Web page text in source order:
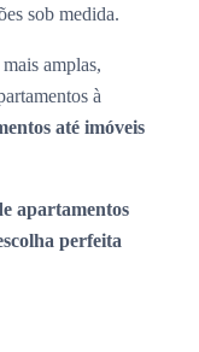
sob medida.
amplas,
à
até imóveis
apartamentos
perfeita